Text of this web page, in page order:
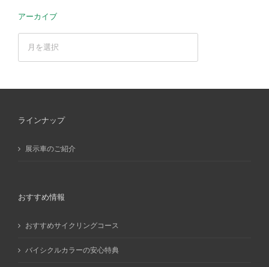
アーカイブ
ラインナップ
展示車のご紹介
おすすめ情報
おすすめサイクリングコース
バイシクルカラーの安心特典